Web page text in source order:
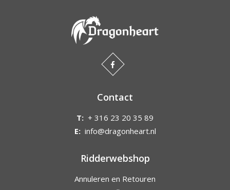
Contact
T: + 316 23 20 35 89
E: info@dragonheart.nl
Ridderwebshop
Annuleren en Retouren